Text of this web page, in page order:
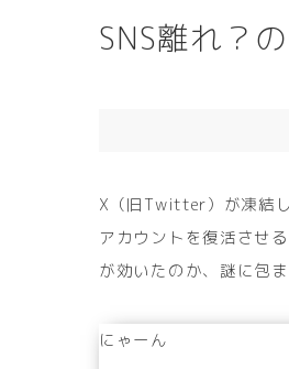
SNS離れ？
X（旧Twitter）が凍結
アカウントを復活させ
が効いたのか、謎に包
にゃーん